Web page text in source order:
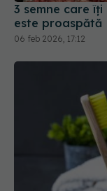
3 semne care
este proaspătă
06 feb 2026, 17:12